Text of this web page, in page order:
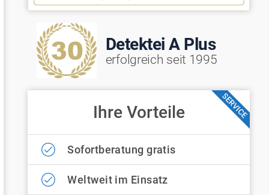
Detektei A Plus
erfolgreich seit 1995
SERVICE
Ihre Vorteile
Sofortberatung gratis
Weltweit im Einsatz